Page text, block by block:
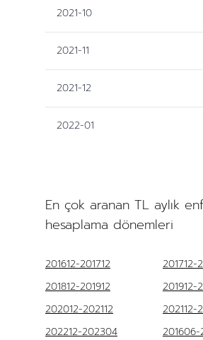
2021-10
2021-11
2021-12
2022-01
En çok aranan TL aylık
hesaplama dönemleri
201612-201712
201712-
201812-201912
201912-
202012-202112
202112-
202212-202304
201606-